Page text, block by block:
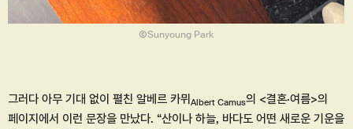
ⒸSunyoung Park
그러다 아무 기대 없이 펼친 알베르 카뮈Albert Camus의 <결혼·여름>의
페이지에서 이런 문장을 만났다. “산이나 하늘, 바다도 어떤 새로운 기운을